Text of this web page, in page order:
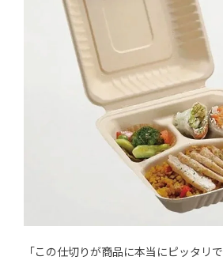
「この仕切りが商品に本当にピッタリ